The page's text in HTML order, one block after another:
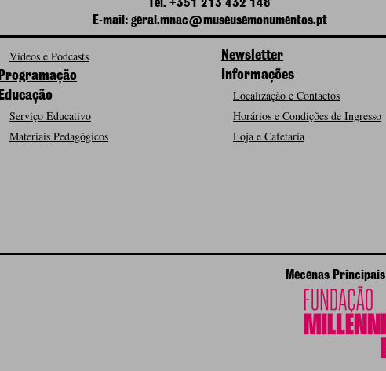
Tel. +351 213 432 148
E-mail: geral.mnac@museusemonumentos.pt
Vídeos e Podcasts
Programação
Educação
Serviço Educativo
Materiais Pedagógicos
Newsletter
Informações
Localização e Contactos
Horários e Condições de Ingresso
Loja e Cafetaria
Mecenas Principais